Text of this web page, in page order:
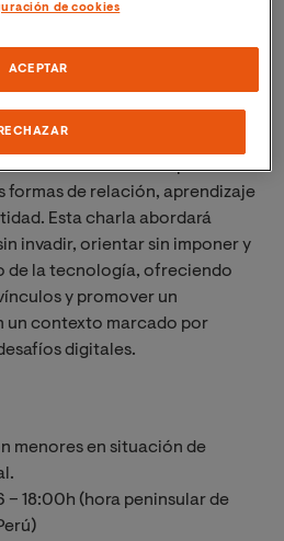
forma parte esencial de la
a adolescentes implica
formas de relación, aprendizaje
Esta charla abordará
invadir, orientar sin imponer y
de la tecnología, ofreciendo
y promover un
un contexto marcado por
digitales.
menores en situación de
– 18:00h (hora peninsular de
de cookies
RECHAZAR
ACEPTAR